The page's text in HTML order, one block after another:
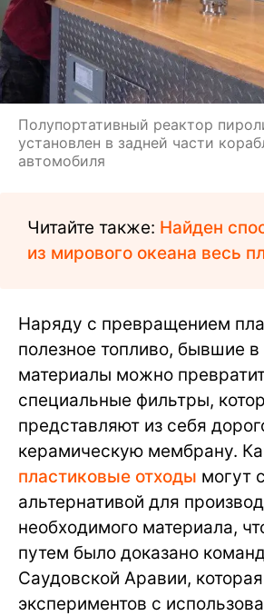
Полупортативный реактор
установлен в задней части
автомобиля
Читайте также: Найден
из мирового океана весь
Наряду с превращением
полезное топливо, бывшие
материалы можно
специальные фильтры,
представляют из себя
керамическую мембрану.
пластиковые отходы могут
альтернативой для
необходимого материала,
путем было доказано
Саудовской Аравии,
экспериментов с